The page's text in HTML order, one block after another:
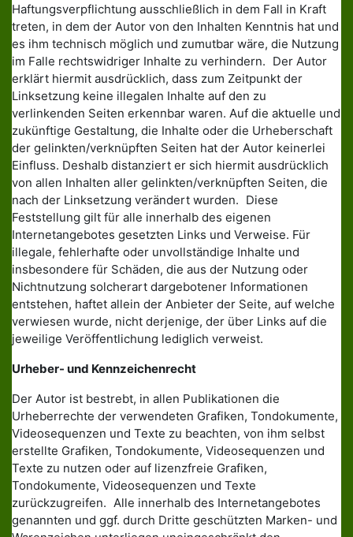
Haftungsverpflichtung ausschließlich in dem Fall in Kraft
treten, in dem der Autor von den Inhalten Kenntnis hat und
es ihm technisch möglich und zumutbar wäre, die Nutzung
im Falle rechtswidriger Inhalte zu verhindern. Der Autor
erklärt hiermit ausdrücklich, dass zum Zeitpunkt der
Linksetzung keine illegalen Inhalte auf den zu
verlinkenden Seiten erkennbar waren. Auf die aktuelle und
zukünftige Gestaltung, die Inhalte oder die Urheberschaft
der gelinkten/verknüpften Seiten hat der Autor keinerlei
Einfluss. Deshalb distanziert er sich hiermit ausdrücklich
von allen Inhalten aller gelinkten/verknüpften Seiten, die
nach der Linksetzung verändert wurden. Diese
Feststellung gilt für alle innerhalb des eigenen
Internetangebotes gesetzten Links und Verweise. Für
illegale, fehlerhafte oder unvollständige Inhalte und
insbesondere für Schäden, die aus der Nutzung oder
Nichtnutzung solcherart dargebotener Informationen
entstehen, haftet allein der Anbieter der Seite, auf welche
verwiesen wurde, nicht derjenige, der über Links auf die
jeweilige Veröffentlichung lediglich verweist.
Urheber- und Kennzeichenrecht
Der Autor ist bestrebt, in allen Publikationen die
Urheberrechte der verwendeten Grafiken, Tondokumente,
Videosequenzen und Texte zu beachten, von ihm selbst
erstellte Grafiken, Tondokumente, Videosequenzen und
Texte zu nutzen oder auf lizenzfreie Grafiken,
Tondokumente, Videosequenzen und Texte
zurückzugreifen. Alle innerhalb des Internetangebotes
genannten und ggf. durch Dritte geschützten Marken- und